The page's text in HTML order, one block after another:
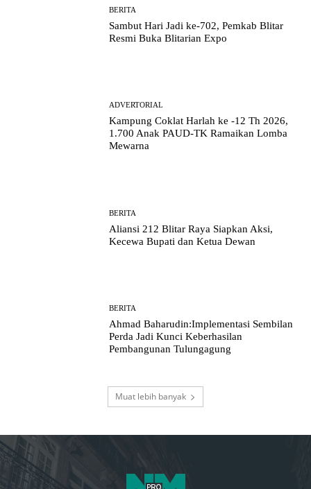
BERITA
Sambut Hari Jadi ke-702, Pemkab Blitar
Resmi Buka Blitarian Expo
ADVERTORIAL
Kampung Coklat Harlah ke -12 Th 2026,
1.700 Anak PAUD-TK Ramaikan Lomba
Mewarna
BERITA
Aliansi 212 Blitar Raya Siapkan Aksi,
Kecewa Bupati dan Ketua Dewan
BERITA
Ahmad Baharudin:Implementasi Sembilan
Perda Jadi Kunci Keberhasilan
Pembangunan Tulungagung
Muat lebih banyak